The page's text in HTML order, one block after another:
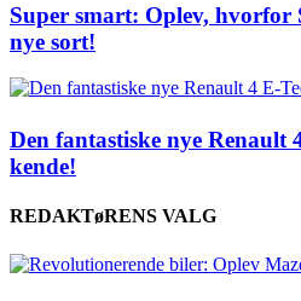
Super smart: Oplev, hvorfor
nye sort!
Den fantastiske nye Renault
kende!
REDAKTøRENS VALG